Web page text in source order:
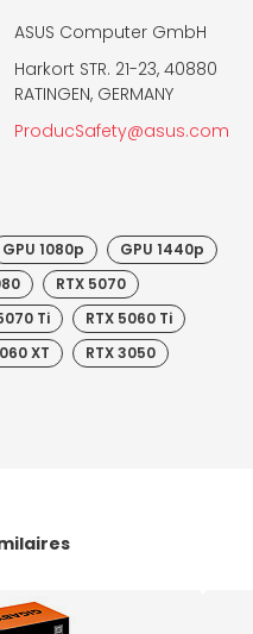
ASUS Computer GmbH
Harkort STR. 21-23, 40880
RATINGEN, GERMANY
ProducSafety@asus.com
GPU 1080p
GPU 1440p
RTX 5070
Ti
RTX 5060 Ti
XT RTX 3050